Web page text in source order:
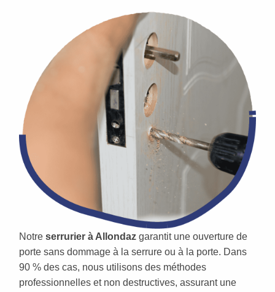
Notre serrurier à Allondaz garantit une ouverture de
porte sans dommage à la serrure ou à la porte. Dans
90 % des cas, nous utilisons des méthodes
professionnelles et non destructives, assurant une